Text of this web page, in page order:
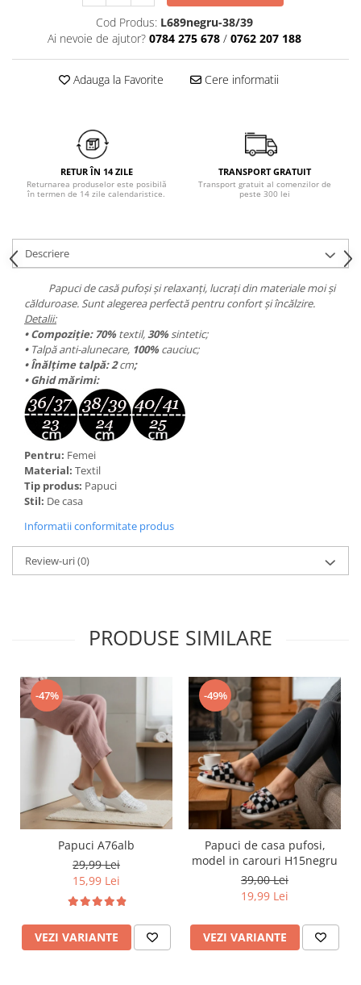
Dresuri
Chiloți clasici
Chiloți tanga
Pret unic 9.99 Lei
Seturi și Compleuri
Cod Produs: L689negru-38/39
Ai nevoie de ajutor? 0784 275 678 / 0762 207 188
Adauga la Favorite Cere informatii
RETUR ÎN 14 ZILE
Returnarea produselor este posibilă
în termen de 14 zile calendaristice.
TRANSPORT GRATUIT
Transport gratuit al comenzilor de
peste 300 lei
Descriere
Papuci de casă pufoși și relaxanți, lucrați din materiale moi și
călduroase. Sunt alegerea perfectă pentru confort și încălzire.
Detalii:
• Compoziție: 70% textil,30% sintetic;
• Talpă anti-alunecare, 100% cauciuc;
• Înălțime talpă:2cm;
• Ghid mărimi:
Pentru: Femei
Material: Textil
Tip produs: Papuci
Stil: De casa
Informatii conformitate produs
Review-uri(0)
PRODUSE SIMILARE
-47%
Papuci A76alb
29,99 Lei
15,99 Lei
VEZI VARIANTE
-49%
Papuci de casa pufosi,
model in carouri H15negru
39,00 Lei
19,99 Lei
VEZI VARIANTE